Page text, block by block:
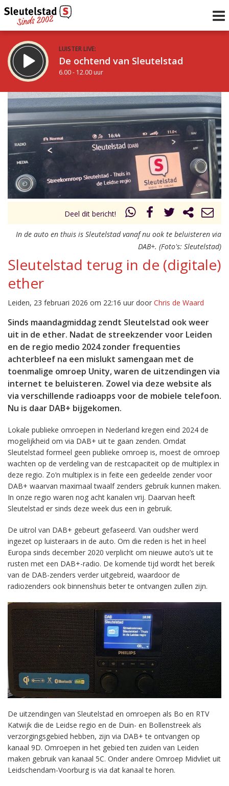
LUISTER LIVE:
De ochtend van Sleutelstad
6.00 - 12.00 uur
STRAKS:
De middag van Sleutelstad
12.00 - 19.00 uur
Vorig uur
uur 1 van 0 Volgend uur
Deel dit bericht!
In de auto en thuis is Sleutelstad vanaf nu ook te beluisteren via
DAB+. (Foto's: Sleutelstad)
Sleutelstad terug in de (digitale)
ether
Leiden, 23 februari 2026 om 22:16 uur door Chris de Waard
Sinds maandagmiddag zendt Sleutelstad ook weer
uit in de ether. Nadat de streekzender voor Leiden
en de regio medio 2024 zonder frequenties
achterbleef na een mislukt samengaan met de
toenmalige omroep Unity, waren de uitzendingen via
internet te beluisteren. Zowel via deze website als
via verschillende radioapps voor de mobiele telefoon.
Nu is daar DAB+ bijgekomen.
Lokale publieke omroepen in Nederland kregen eind 2024 de
mogelijkheid om via DAB+ uit te gaan zenden. Omdat
Sleutelstad formeel geen publieke omroep is, moest de omroep
wachten op de verdeling van de restcapaciteit op de multiplex in
deze regio. Zo’n multiplex is in feite een gedeelde zender voor
DAB+ waarvan maximaal twaalf zenders gebruik kunnen maken.
In onze regio waren nog acht kanalen vrij. Daarvan heeft
Sleutelstad er sinds deze week dus een in gebruik.
De uitrol van DAB+ gebeurt gefaseerd. Van oudsher werd
ingezet op luisteraars in de auto. Om die reden is het in heel
Europa sinds december 2020 verplicht om nieuwe auto’s uit te
rusten met een DAB+-radio. De komende tijd wordt het bereik
van de DAB-zenders verder uitgebreid, waardoor de
radiozenders ook binnenshuis beter te ontvangen zullen zijn.
De uitzendingen van Sleutelstad en omroepen als Bo en RTV
Katwijk die de Leidse regio en de Duin- en Bollenstreek als
verzorgingsgebied hebben, zijn via DAB+ te ontvangen op
kanaal 9D. Omroepen in het gebied ten zuiden van Leiden
maken gebruik van kanaal 5C. Onder andere Omroep Midvliet uit
Leidschendam-Voorburg is via dat kanaal te horen.